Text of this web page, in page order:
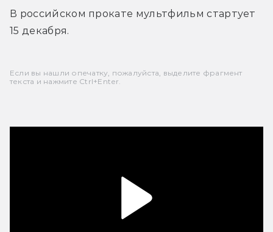
В российском прокате мультфильм стартует
15 декабря.
Если вы нашли опечатку, пожалуйста, выделите фрагмент
текста и нажмите Ctrl+Enter.